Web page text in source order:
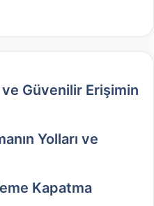
ve Güvenilir Erişimin
Yolları ve
Kapatma